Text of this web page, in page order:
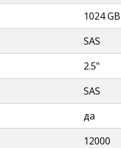
1024 GB
SAS
2.5"
SAS
да
12000